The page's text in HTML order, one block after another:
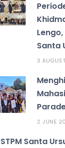
Lengo,
Santa
3
2 JUNE
STPM Santa